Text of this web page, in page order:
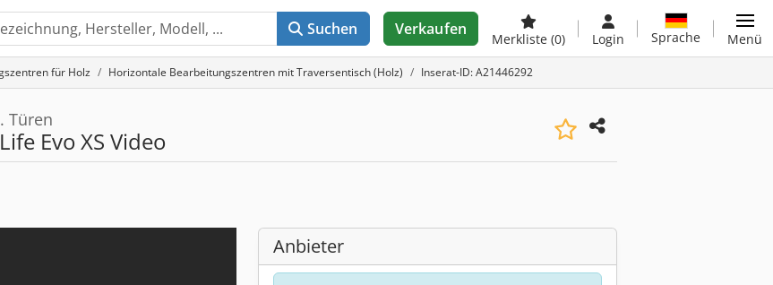
Suchen Verkaufen
Merkliste (0) Login Sprache Menü
für Holz Horizontale Bearbeitungszentren mit Traversentisch (Holz) Inserat-ID: A21446292
Türen
Evo XS Video
Anbieter